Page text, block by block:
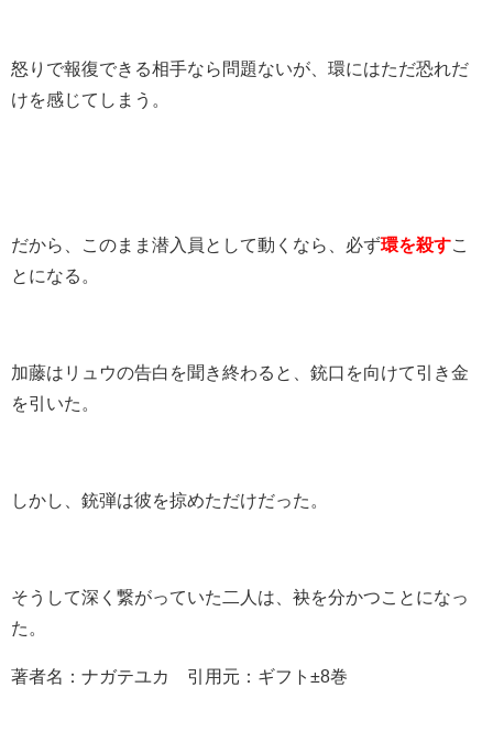
怒りで報復できる相手なら問題ないが、環にはただ恐れだ
けを感じてしまう。
だから、このまま潜入員として動くなら、必ず環を殺す こ
とになる。
加藤はリュウの告白を聞き終わると、銃口を向けて引き金
を引いた。
しかし、銃弾は彼を掠めただけだった。
そうして深く繋がっていた二人は、袂を分かつことになっ
た。
著者名：ナガテユカ 引用元：ギフト±8巻